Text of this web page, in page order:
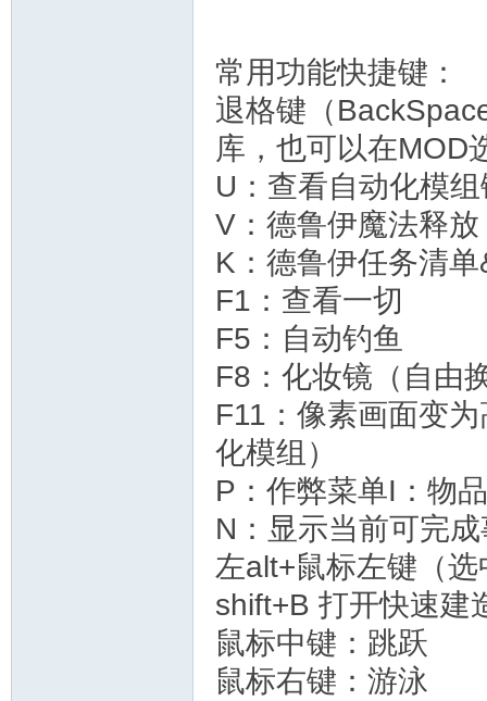
常用功能快捷键：
退格键（
库，也可以在MOD
U：查看自动化模
V：德鲁伊魔法释放
K：德鲁伊任务清
F1：查看一切
F5：自动钓鱼
F8：化妆镜（自由
F11：像素画面变
化模组）
P：作弊菜单I：物
N：显示当前可完
左alt+鼠标左键（
shift+B 打开快速建
鼠标中键：跳跃
鼠标右键：游泳